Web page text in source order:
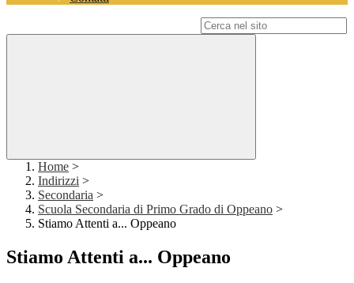
Home >
Indirizzi >
Secondaria >
Scuola Secondaria di Primo Grado di Oppeano >
Stiamo Attenti a... Oppeano
Stiamo Attenti a... Oppeano